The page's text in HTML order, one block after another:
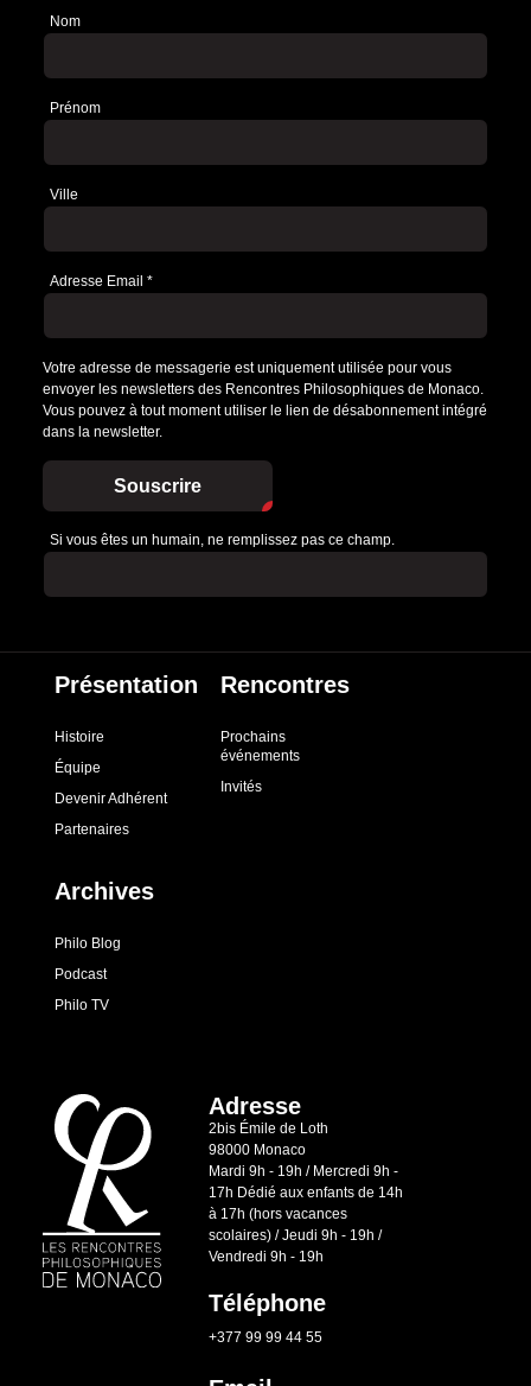
Newsletter
Nom
Prénom
Ville
Adresse Email *
Votre adresse de messagerie est uniquement utilisée pour vous
envoyer les newsletters des Rencontres Philosophiques de Monaco.
Vous pouvez à tout moment utiliser le lien de désabonnement intégré
dans la newsletter.
Souscrire
Si vous êtes un humain, ne remplissez pas ce champ.
Présentation
Histoire
Équipe
Devenir Adhérent
Partenaires
Rencontres
Prochains
événements
Invités
Archives
Philo Blog
Podcast
Philo TV
Adresse
2bis Émile de Loth
98000 Monaco
Mardi 9h - 19h / Mercredi 9h -
17h Dédié aux enfants de 14h
à 17h (hors vacances
scolaires) / Jeudi 9h - 19h /
Vendredi 9h - 19h
Téléphone
+377 99 99 44 55